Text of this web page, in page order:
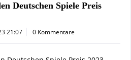
Deutschen Spiele Preis
21:07 0 Kommentare